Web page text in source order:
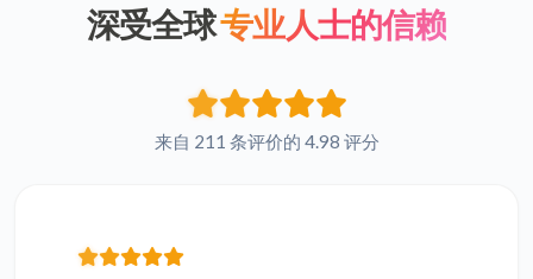
深受全球专业人士的信赖
来自 211 条评价的 4.98 评分